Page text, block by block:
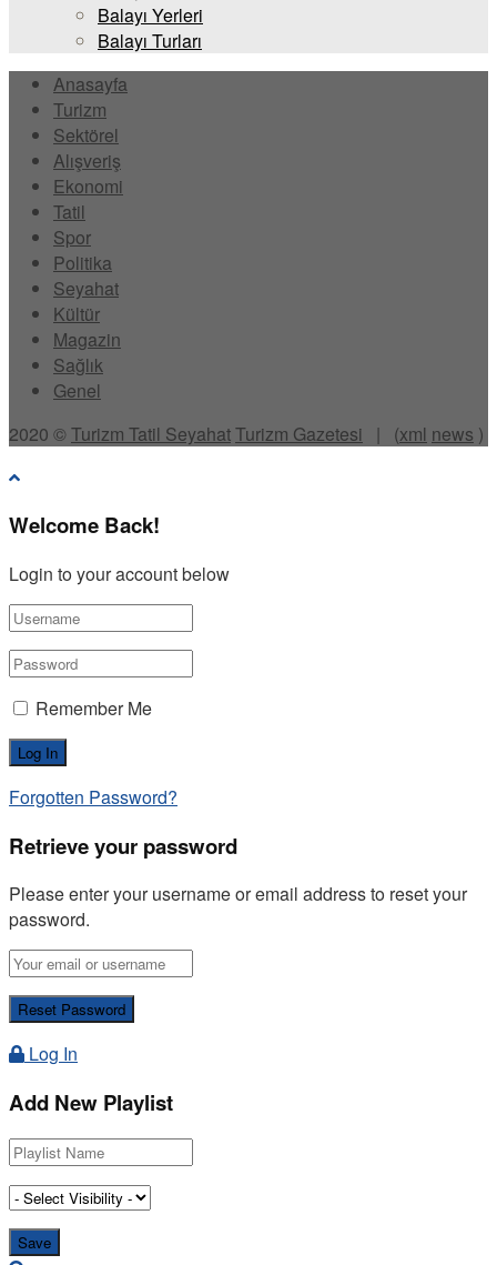
Balayı Yerleri
Balayı Turları
Anasayfa
Turizm
Sektörel
Alışveriş
Ekonomi
Tatil
Spor
Politika
Seyahat
Kültür
Magazin
Sağlık
Genel
2020 ©Turizm Tatil SeyahatTurizm Gazetesi | (xml news )
Welcome Back!
Login to your account below
Remember Me
Forgotten Password?
Retrieve your password
Please enter your username or email address to reset your
password.
Log In
Add New Playlist